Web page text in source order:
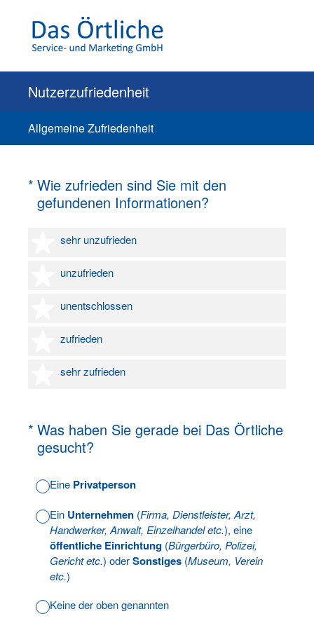
Nutzerzufriedenheit
Allgemeine Zufriedenheit
* Wie zufrieden sind Sie mit den
gefundenen Informationen?
(Erforderlich.)
sehr unzufrieden
1 Stern
unzufrieden
2 Sterne
unentschlossen
3 Sterne
zufrieden
4 Sterne
sehr zufrieden
5 Sterne
* Was haben Sie gerade bei Das Örtliche
gesucht?
(Erforderlich.)
Eine Privatperson
Ein Unternehmen (Firma, Dienstleister, Arzt,
Handwerker, Anwalt, Einzelhandel etc.), eine
öffentliche Einrichtung (Bürgerbüro, Polizei,
Gericht etc.) oderSonstiges (Museum, Verein
etc.)
Keine der oben genannten